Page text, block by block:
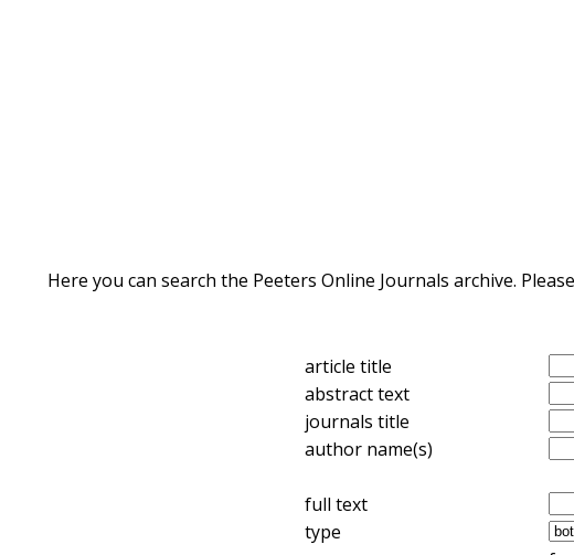
Here you can search the Peeters Online Journals archive.
article title
abstract text
journals title
author name(s)
full text
type